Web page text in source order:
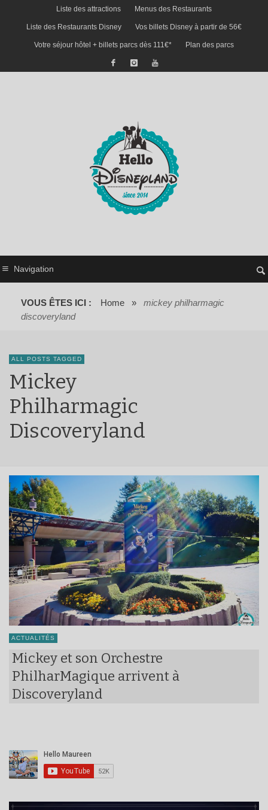
Liste des attractions Menus des Restaurants
Liste des Restaurants Disney Vos billets Disney à partir de 56€
Votre séjour hôtel + billets parcs dès 111€* Plan des parcs
Navigation
VOUS ÊTES ICI : Home »
mickey philharmagic
discoveryland
ALL POSTS TAGGED
Mickey
Philharmagic
Discoveryland
ACTUALITÉS
Mickey et son Orchestre
PhilharMagique arrivent à
Discoveryland